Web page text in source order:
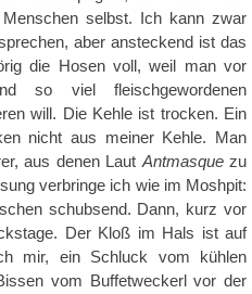
selbst. Ich kann zwar
aber ansteckend ist das
die Hosen voll, weil man vor
so viel fleischgewordenen
will. Die Kehle ist trocken. Ein
nicht aus meiner Kehle. Man
aus denen Laut Antmasquezu
verbringe ich wie im Moshpit:
schubsend. Dann, kurz vor
Der Kloß im Hals ist auf
mir, ein Schluck vom kühlen
vom Buffetweckerl vor der